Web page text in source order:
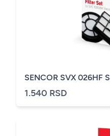
SENCOR SVX 026HF
1.540 RSD